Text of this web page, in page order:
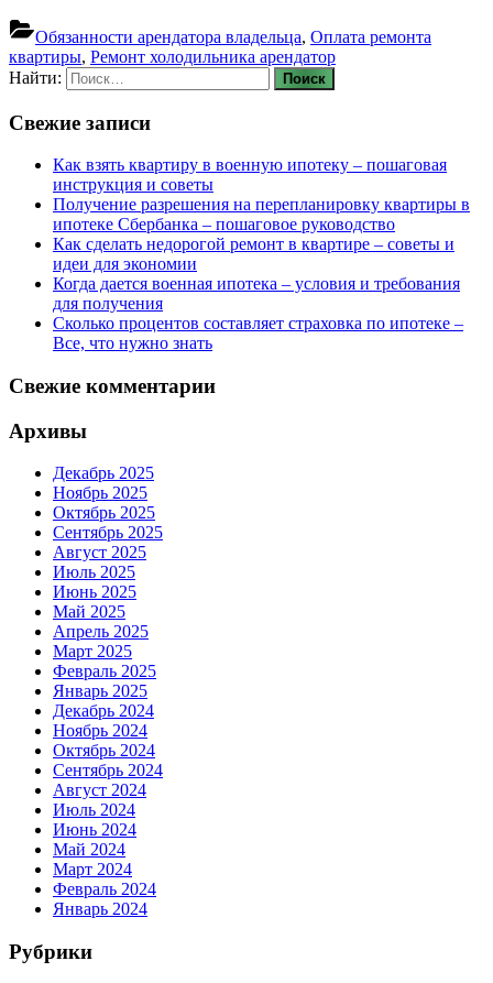
Обязанности арендатора владельца, Оплата ремонта
квартиры, Ремонт холодильника арендатор
Найти:
Свежие записи
Как взять квартиру в военную ипотеку – пошаговая
инструкция и советы
Получение разрешения на перепланировку квартиры в
ипотеке Сбербанка – пошаговое руководство
Как сделать недорогой ремонт в квартире – советы и
идеи для экономии
Когда дается военная ипотека – условия и требования
для получения
Сколько процентов составляет страховка по ипотеке –
Все, что нужно знать
Свежие комментарии
Архивы
Декабрь 2025
Ноябрь 2025
Октябрь 2025
Сентябрь 2025
Август 2025
Июль 2025
Июнь 2025
Май 2025
Апрель 2025
Март 2025
Февраль 2025
Январь 2025
Декабрь 2024
Ноябрь 2024
Октябрь 2024
Сентябрь 2024
Август 2024
Июль 2024
Июнь 2024
Май 2024
Март 2024
Февраль 2024
Январь 2024
Рубрики